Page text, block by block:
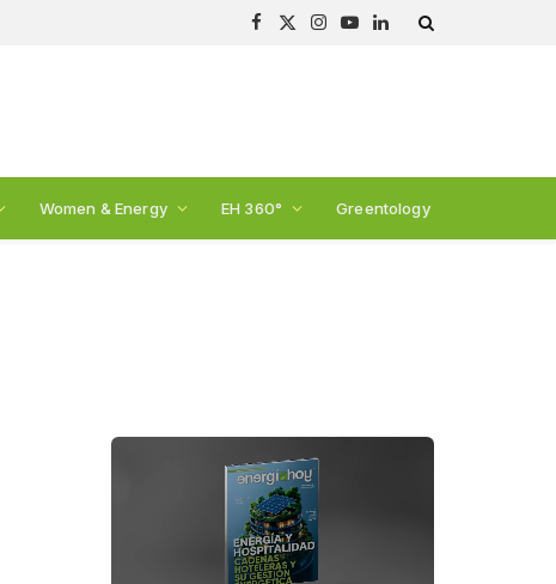
Facebook
X
Instagram
YouTubeLinkedIn
Women & Energy EH 360° Greentology